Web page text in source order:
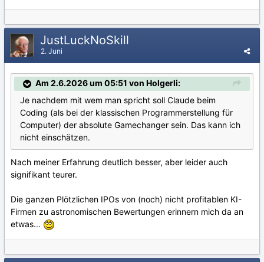
JustLuckNoSkill
2. Juni
Am 2.6.2026 um 05:51 von Holgerli:
Je nachdem mit wem man spricht soll Claude beim
Coding (als bei der klassischen Programmerstellung für
Computer) der absolute Gamechanger sein. Das kann ich
nicht einschätzen.
Nach meiner Erfahrung deutlich besser, aber leider auch
signifikant teurer.
Die ganzen Plötzlichen IPOs von (noch) nicht profitablen KI-
Firmen zu astronomischen Bewertungen erinnern mich da an
etwas...